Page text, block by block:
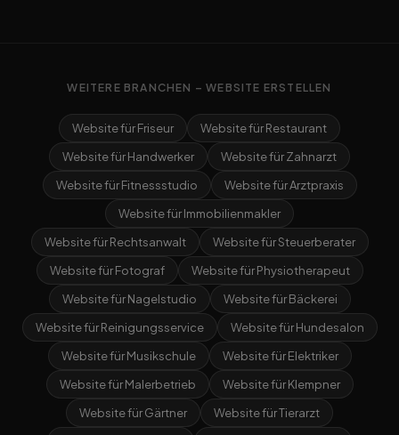
WEITERE BRANCHEN – WEBSITE ERSTELLEN
Website für Friseur
Website für Restaurant
Website für Handwerker
Website für Zahnarzt
Website für Fitnessstudio
Website für Arztpraxis
Website für Immobilienmakler
Website für Rechtsanwalt
Website für Steuerberater
Website für Fotograf
Website für Physiotherapeut
Website für Nagelstudio
Website für Bäckerei
Website für Reinigungsservice
Website für Hundesalon
Website für Musikschule
Website für Elektriker
Website für Malerbetrieb
Website für Klempner
Website für Gärtner
Website für Tierarzt